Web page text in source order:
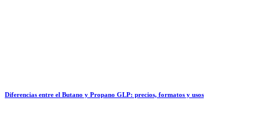
Diferencias entre el Butano y Propano GLP: precios, formatos y usos